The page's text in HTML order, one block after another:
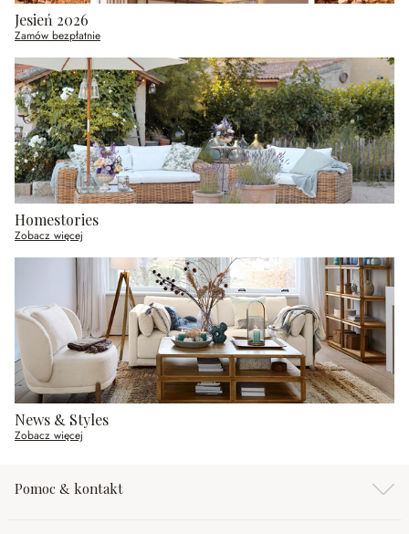
Jesień 2026
Zamów bezpłatnie
Homestories
Zobacz więcej
News & Styles
Zobacz więcej
Pomoc & kontakt